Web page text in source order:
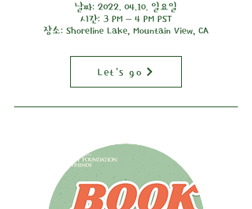
날짜: 2022. 04.10. 일요일
시간: 3 PM – 4 PM PST
장소: Shoreline Lake, Mountain View, CA
Let's go